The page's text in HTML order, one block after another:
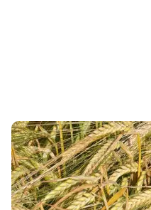
Orge de printemps :
campagne 2026
Retrouvez tous les
campagne et nos